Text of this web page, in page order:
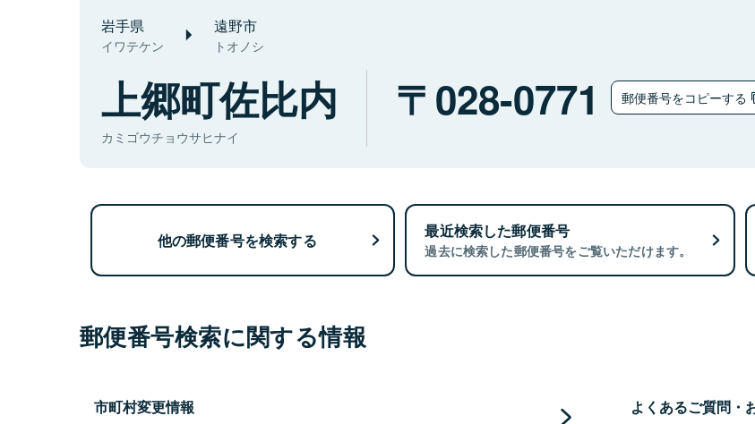
岩手県
イワテケン
遠野市
トオノシ
上郷町佐比内
カミゴウチョウサヒナイ
028-0771 郵便番号をコピーする
他の郵便番号を検索する 最近検索した郵便番号
過去に検索した郵便番号をご覧いただけます。
郵便番号検索に関する情報
市町村変更情報 よくあるご質問・